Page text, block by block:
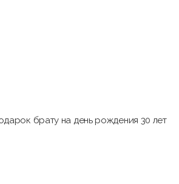
брату на день рождения 30 лет